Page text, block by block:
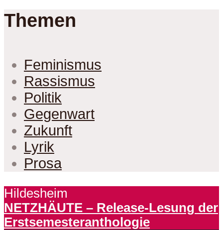
Themen
Feminismus
Rassismus
Politik
Gegenwart
Zukunft
Lyrik
Prosa
Hildesheim
NETZHÄUTE – Release-Lesung der
Erstsemesteranthologie